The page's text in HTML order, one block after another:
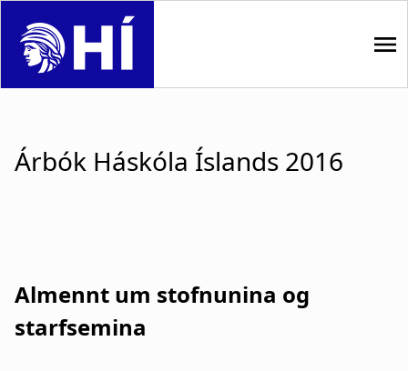
p
m
Árbók Háskóla Íslands 2016
Almennt um stofnunina og
starfsemina